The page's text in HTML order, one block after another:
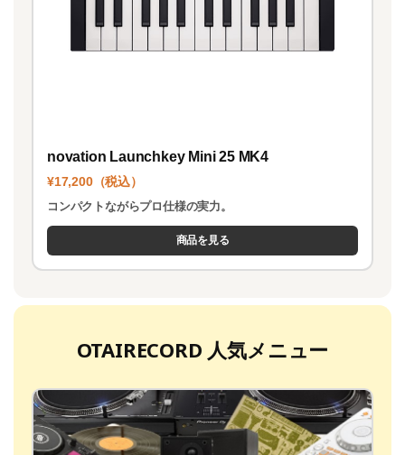
novation Launchkey Mini 25 MK4
¥17,200（税込）
コンパクトながらプロ仕様の実力。
商品を見る
OTAIRECORD 人気メニュー